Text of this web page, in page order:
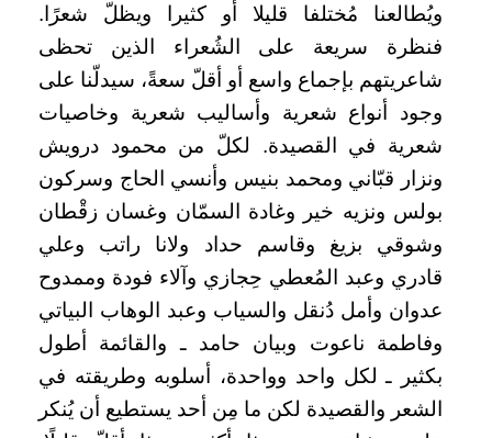
ويُطالعنا مُختلفا قليلا أو كثيرا ويظلّ شعرًا.
فنظرة سريعة على الشُعراء الذين تحظى
شاعريتهم بإجماع واسع أو أقلّ سعةً، سيدلّنا على
وجود أنواع شعرية وأساليب شعرية وخاصيات
شعرية في القصيدة. لكلّ من محمود درويش
ونزار قبّاني ومحمد بنيس وأنسي الحاج وسركون
بولس ونزيه خير وغادة السمّان وغسان زقْطان
وشوقي بزيغ وقاسم حداد ولانا راتب وعلي
قادري وعبد المُعطي حِجازي وآلاء فودة وممدوح
عدوان وأمل دُنقل والسياب وعبد الوهاب البياتي
وفاطمة ناعوت وبيان حامد ـ والقائمة أطول
بكثير ـ لكل واحد وواحدة، أسلوبه وطريقته في
الشعر والقصيدة لكن ما مِن أحد يستطيع أن يُنكر